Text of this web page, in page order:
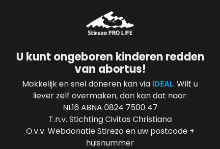
U kunt ongeboren kinderen redden
van abortus!
Makkelijk en snel doneren kan via iDEAL. Wilt u
liever zelf overmaken, dan kan dat naar:
NL16 ABNA 0824 7500 47
T.n.v. Stichting Civitas Christiana
O.v.v. Webdonatie Stirezo en uw postcode +
huisnummer